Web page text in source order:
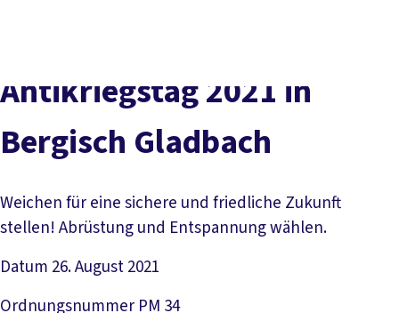
Politik in NRW
Antikriegstag 2021 in
Bergisch Gladbach
Weichen für eine sichere und friedliche Zukunft
stellen! Abrüstung und Entspannung wählen.
Datum 26. August 2021
Ordnungsnummer PM 34